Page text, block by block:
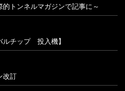
トンネルマガジンで記事に～
ルチップ 投入機】
改訂